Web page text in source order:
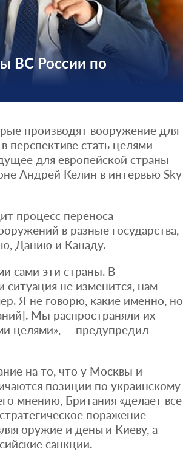
ВС России по
производят вооружение для
перспективе стать целями
для европейской страны
Андрей Келин в интервью Sky
процесс переноса
в разные государства,
Данию и Канаду.
сами эти страны. В
не изменится, нам
Я не говорю, какие именно, но
Мы распространяли их
целями», — предупредил
на то, что у Москвы и
позиции по украинскому
мнению, Британия «делает все
поражение
оружие и деньги Киеву, а
санкции.